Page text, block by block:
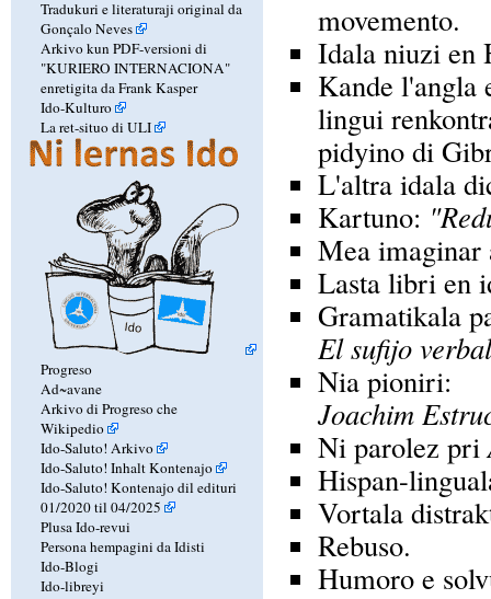
Tradukuri e literaturaji original da
Gonçalo Neves
Arkivo kun PDF-versioni di
"KURIERO INTERNACIONA"
enretigita da Frank Kasper
Ido-Kulturo
La ret-situo di ULI
Progreso
Ad~avane
Arkivo di Progreso che
Wikipedio
Ido-Saluto! Arkivo
Ido-Saluto! Inhalt Kontenajo
Ido-Saluto! Kontenajo dil edituri
01/2020 til 04/2025
Plusa Ido-revui
Persona hempagini da Idisti
Ido-Blogi
Ido-libreyi
movemento.
Idala niuzi en
Kande l'angla
lingui
pidyino di
L'altra idala
Kartuno:
Mea imaginar
Lasta libri en
Gramatikala
El sufijo
Nia pioniri:
Joachim
Ni parolez pri
Hispan-
Vortala
Rebuso.
Humoro e